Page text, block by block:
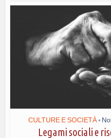
CULTURE E SOCIETÀ •
Legami sociali e